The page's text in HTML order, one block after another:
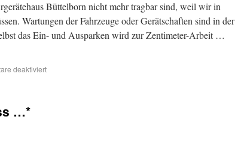
Büttelborn nicht mehr tragbar sind, weil wir in
Wartungen der Fahrzeuge oder Gerätschaften sind in der
das Ein- und Ausparken wird zur Zentimeter-Arbeit …
deaktiviert
…*